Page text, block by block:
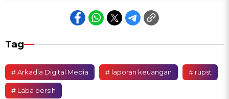
Tag
# Arkadia Digital Media # laporan keuangan # rupst
# Laba bersih